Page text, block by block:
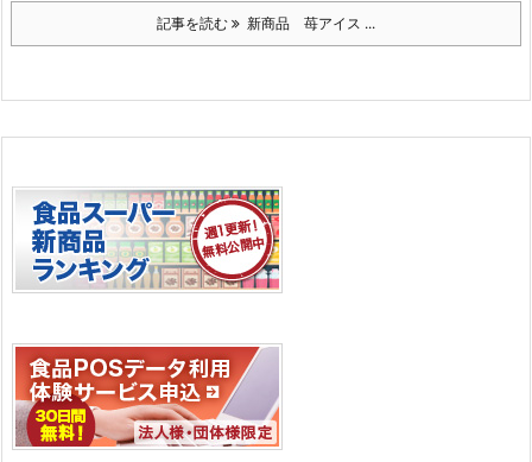
記事を読む 新商品 苺アイス ...